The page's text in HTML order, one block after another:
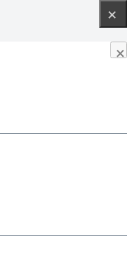
×
나보세요.